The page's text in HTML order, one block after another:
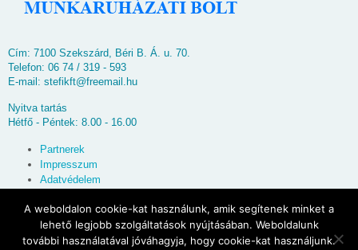
Cím: 7100 Szekszárd, Béri B. Á. u. 70.
Telefon: 06 74 / 319 - 593
E-mail: stefikft@freemail.hu
Nyitva tartás
Hétfő - Péntek: 8.00 - 16.00
Partnerek
Impresszum
Adatvédelem
© 2026Stefi Munkaruházati Bolt
A weboldalon cookie-kat használunk, amik segítenek minket a
lehető legjobb szolgáltatások nyújtásában. Weboldalunk
további használatával jóváhagyja, hogy cookie-kat használjunk.